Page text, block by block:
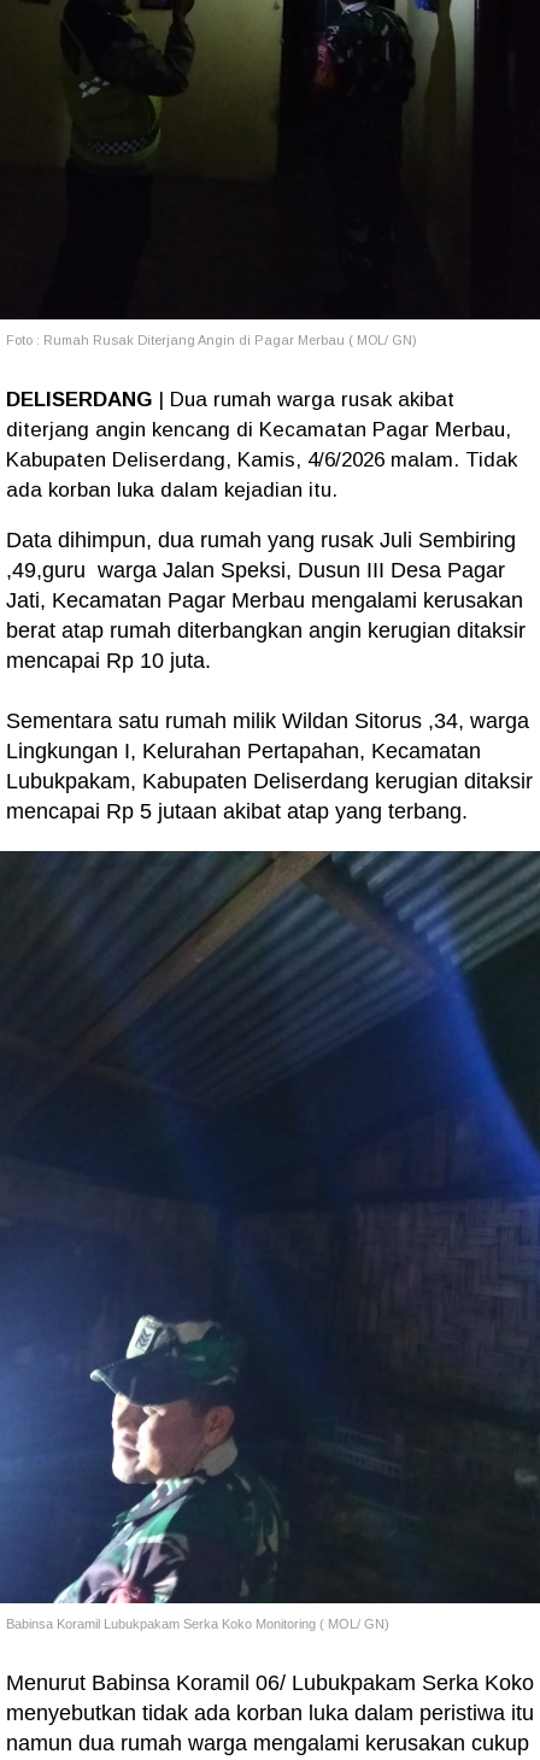
Foto : Rumah Rusak Diterjang Angin di Pagar Merbau ( MOL/ GN)
DELISERDANG | Dua rumah warga rusak akibat
diterjang angin kencang di Kecamatan Pagar Merbau,
Kabupaten Deliserdang, Kamis, 4/6/2026 malam. Tidak
ada korban luka dalam kejadian itu.
Data dihimpun, dua rumah yang rusak Juli Sembiring
,49,guru warga Jalan Speksi, Dusun III Desa Pagar
Jati, Kecamatan Pagar Merbau mengalami kerusakan
berat atap rumah diterbangkan angin kerugian ditaksir
mencapai Rp 10 juta.
Sementara satu rumah milik Wildan Sitorus ,34, warga
Lingkungan I, Kelurahan Pertapahan, Kecamatan
Lubukpakam, Kabupaten Deliserdang kerugian ditaksir
mencapai Rp 5 jutaan akibat atap yang terbang.
Babinsa Koramil Lubukpakam Serka Koko Monitoring ( MOL/ GN)
Menurut Babinsa Koramil 06/ Lubukpakam Serka Koko
menyebutkan tidak ada korban luka dalam peristiwa itu
namun dua rumah warga mengalami kerusakan cukup